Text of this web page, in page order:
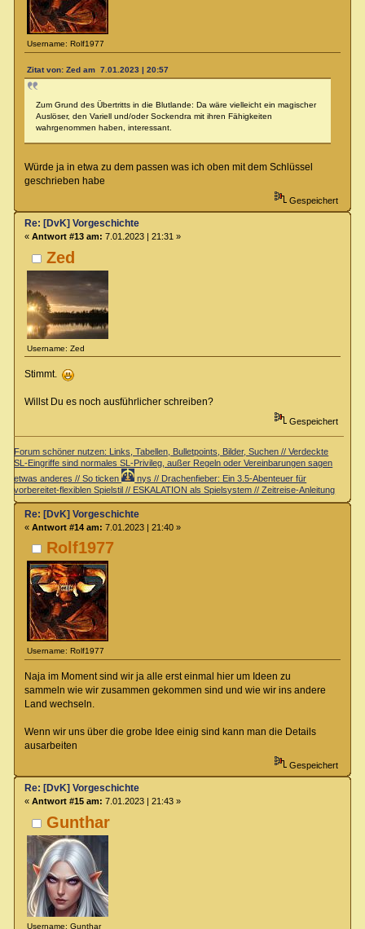
Username: Rolf1977
Zitat von: Zed am 7.01.2023 | 20:57
Zum Grund des Übertritts in die Blutlande: Da wäre vielleicht ein magischer
Auslöser, den Variell und/oder Sockendra mit ihren Fähigkeiten
wahrgenommen haben, interessant.
Würde ja in etwa zu dem passen was ich oben mit dem Schlüssel
geschrieben habe
Gespeichert
Zed
Username: Zed
Re: [DvK] Vorgeschichte
« Antwort #13 am: 7.01.2023 | 21:31 »
Stimmt.
Willst Du es noch ausführlicher schreiben?
Gespeichert
Forum schöner nutzen: Links, Tabellen, Bulletpoints, Bilder, Suchen // Verdeckte
SL-Eingriffe sind normales SL-Privileg, außer Regeln oder Vereinbarungen sagen
etwas anderes // So ticken
nys // Drachenfieber: Ein 3.5-Abenteuer für
vorbereitet-flexiblen Spielstil // ESKALATION als Spielsystem // Zeitreise-Anleitung
Rolf1977
Username: Rolf1977
Re: [DvK] Vorgeschichte
« Antwort #14 am: 7.01.2023 | 21:40 »
Naja im Moment sind wir ja alle erst einmal hier um Ideen zu
sammeln wie wir zusammen gekommen sind und wie wir ins andere
Land wechseln.
Wenn wir uns über die grobe Idee einig sind kann man die Details
ausarbeiten
Gespeichert
Gunthar
Username: Gunthar
Re: [DvK] Vorgeschichte
« Antwort #15 am: 7.01.2023 | 21:43 »